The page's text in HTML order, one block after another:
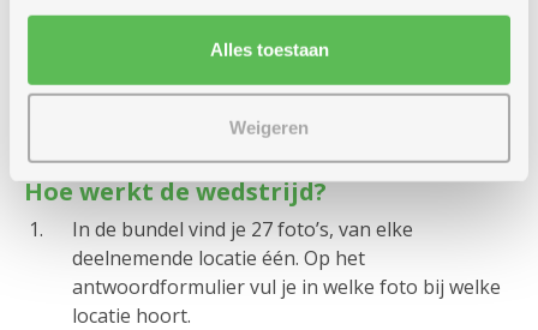
Alles toestaan
Weigeren
Hoe werkt de wedstrijd?
In de bundel vind je 27 foto’s, van elke
deelnemende locatie één. Op het
antwoordformulier vul je in welke foto bij welke
locatie hoort.